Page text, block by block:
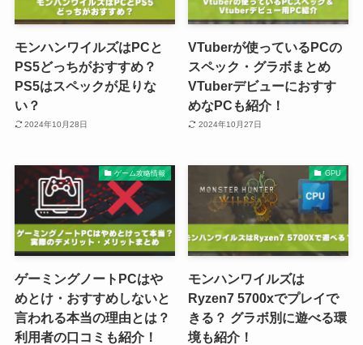
モンハンワイルズはPCと
PS5どっちがおすすめ？
PS5はスペックが足りな
い？
2024年10月28日
VTuberが使っているPCの
スペック・グラボまとめ
VTuberデビューにおすす
めなPCも紹介！
2024年10月27日
ゲーム攻略情報
ゲーミングノートPCはや
めとけ・おすすめしないと
言われる本当の理由とは？
利用者の口コミも紹介！
GPU
モンハンワイルズは
Ryzen7 5700xでプレイで
きる？ グラボ別に遊べる環
境も紹介！